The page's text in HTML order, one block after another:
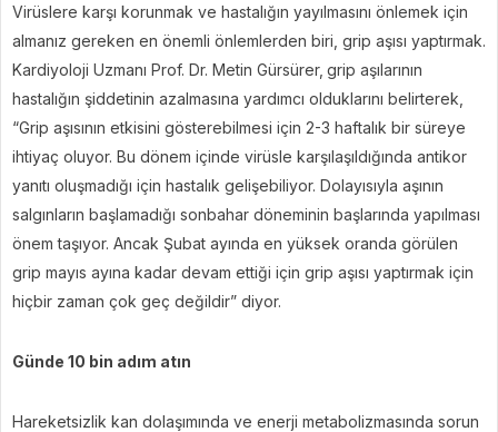
Virüslere karşı korunmak ve hastalığın yayılmasını önlemek için
almanız gereken en önemli önlemlerden biri, grip aşısı yaptırmak.
Kardiyoloji Uzmanı Prof. Dr. Metin Gürsürer, grip aşılarının
hastalığın şiddetinin azalmasına yardımcı olduklarını belirterek,
“Grip aşısının etkisini gösterebilmesi için 2-3 haftalık bir süreye
ihtiyaç oluyor. Bu dönem içinde virüsle karşılaşıldığında antikor
yanıtı oluşmadığı için hastalık gelişebiliyor. Dolayısıyla aşının
salgınların başlamadığı sonbahar döneminin başlarında yapılması
önem taşıyor. Ancak Şubat ayında en yüksek oranda görülen
grip mayıs ayına kadar devam ettiği için grip aşısı yaptırmak için
hiçbir zaman çok geç değildir” diyor.
Günde 10 bin adım atın
Hareketsizlik kan dolaşımında ve enerji metabolizmasında sorun